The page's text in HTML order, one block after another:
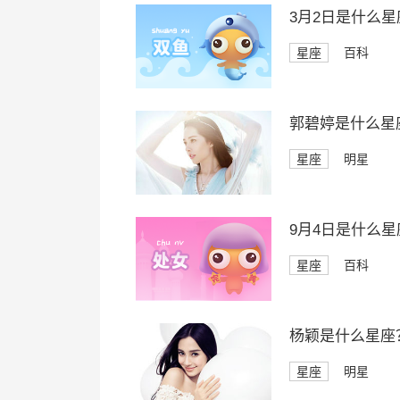
3月2日是什么星
星座 百科
郭碧婷是什么星
星座 明星
9月4日是什么星
星座 百科
杨颖是什么星座
星座 明星